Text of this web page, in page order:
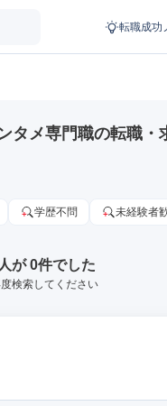
転職成功
タメ専門職の転職・
学歴不問 未経験者
が 0件でした
検索してください